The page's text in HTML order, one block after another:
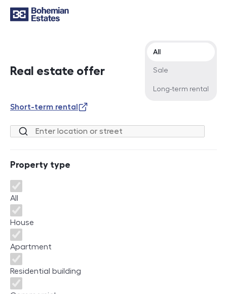
Real estate offer
Offer type
All
Sale
Long-term rental
Short-term rental
Location or street
Property type
Property type
All
House
Apartment
Residential building